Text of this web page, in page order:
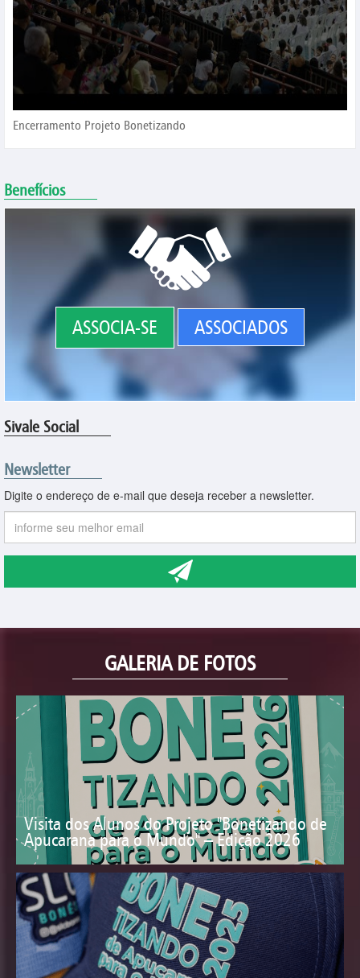
Encerramento Projeto Bonetizando
Benefícios
ASSOCIA-SE ASSOCIADOS
Sivale Social
Newsletter
Digite o endereço de e-mail que deseja receber a newsletter.
GALERIA DE FOTOS
Visita dos Alunos do Projeto "Bonetizando de
Apucarana para o Mundo" – Edição 2026